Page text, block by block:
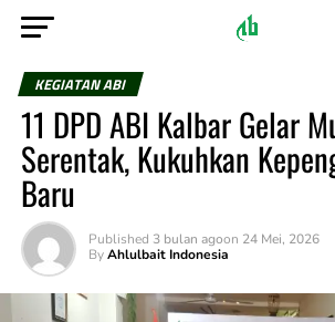
KEGIATAN ABI
11 DPD ABI Kalbar Gelar
Serentak, Kukuhkan
Baru
Published 3 bulan agoon 24 Mei, 2026
By Ahlulbait Indonesia